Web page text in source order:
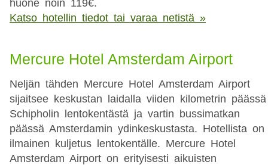
huone noin 119€.
Katso hotellin tiedot tai varaa netistä »
Mercure Hotel Amsterdam Airport
Neljän tähden Mercure Hotel Amsterdam Airport
sijaitsee keskustan laidalla viiden kilometrin päässä
Schipholin lentokentästä ja vartin bussimatkan
päässä Amsterdamin ydinkeskustasta. Hotellista on
ilmainen kuljetus lentokentälle. Mercure Hotel
Amsterdam Airport on erityisesti aikuisten